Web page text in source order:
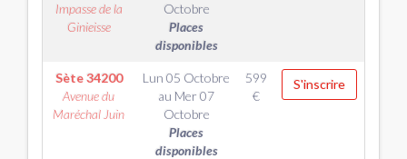
Impasse de la
Ginieisse
Octobre
Places
disponibles
Sète34200
Avenue du
Maréchal Juin
Lun 05 Octobre
au Mer 07
Octobre
Places
disponibles
599
€
S'inscrire